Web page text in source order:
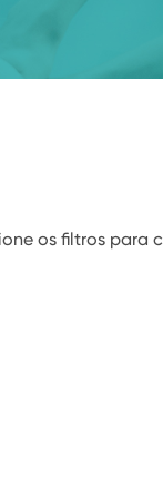
os filtros para